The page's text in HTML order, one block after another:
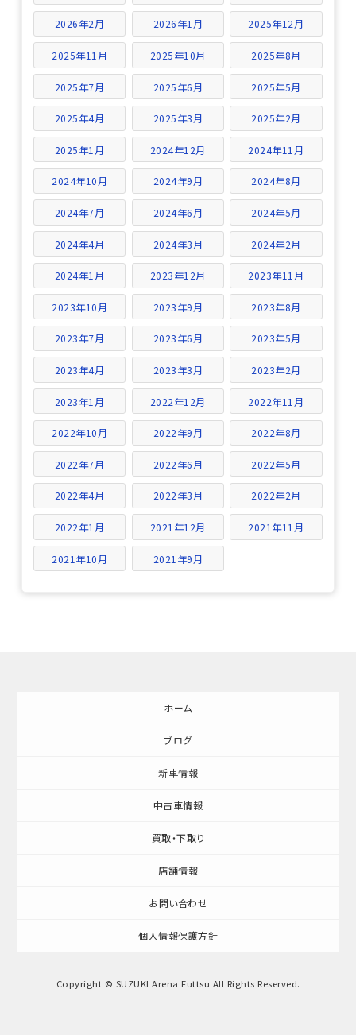
2026年2月 2026年1月 2025年12月
2025年11月 2025年10月 2025年8月
2025年7月 2025年6月 2025年5月
2025年4月 2025年3月 2025年2月
2025年1月 2024年12月 2024年11月
2024年10月 2024年9月 2024年8月
2024年7月 2024年6月 2024年5月
2024年4月 2024年3月 2024年2月
2024年1月 2023年12月 2023年11月
2023年10月 2023年9月 2023年8月
2023年7月 2023年6月 2023年5月
2023年4月 2023年3月 2023年2月
2023年1月 2022年12月 2022年11月
2022年10月 2022年9月 2022年8月
2022年7月 2022年6月 2022年5月
2022年4月 2022年3月 2022年2月
2022年1月 2021年12月 2021年11月
2021年10月 2021年9月
ホーム
ブログ
新車情報
中古車情報
買取・下取り
店舗情報
お問い合わせ
個人情報保護方針
Copyright © SUZUKI Arena Futtsu All Rights Reserved.